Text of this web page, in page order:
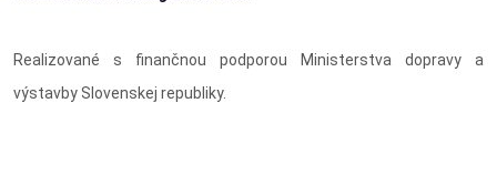
Realizované s finančnou podporou Ministerstva dopravy a
výstavby Slovenskej republiky.